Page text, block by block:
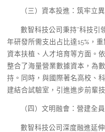
（三）資本投進：筑牢立
數智科技公司秉持“科技引
年研發所需支出占比達15%，
資本扶植、人才培育等方面。
整合了海量營業數據資本，為
持。同時，與國際著名高校、
建結合試驗室，引進進步前輩
（四）文明融會：營建全
數智科技公司深度融進延